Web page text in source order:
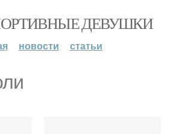
ДЕВУШКИ
новости статьи